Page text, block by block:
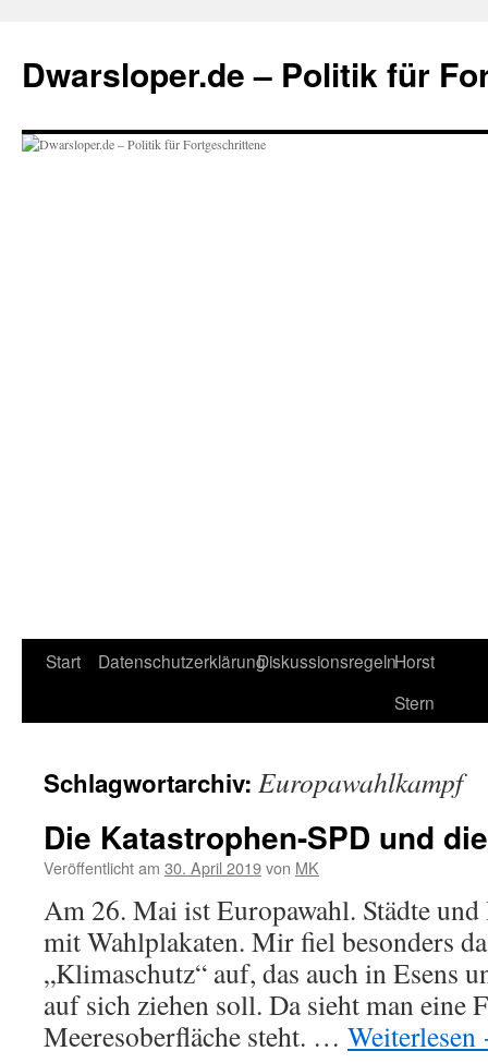
springen
Dwarsloper.de – Politik für
Start DatenschutzerklärungDiskussionsregelnHorst
Stern
Schlagwortarchiv: Europawahlkampf
Die Katastrophen-SPD und
Veröffentlicht am 30. April 2019von MK
Am 26. Mai ist Europawahl. Städte
mit Wahlplakaten. Mir fiel besonders
„Klimaschutz“ auf, das auch in Esens
auf sich ziehen soll. Da sieht man eine
Meeresoberfläche steht. … Weiterlesen